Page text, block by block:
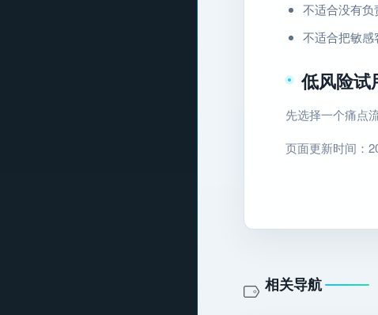
不适合没有
不适合把敏
低风险试
先选择一个痛点
页面更新时间：
相关导航